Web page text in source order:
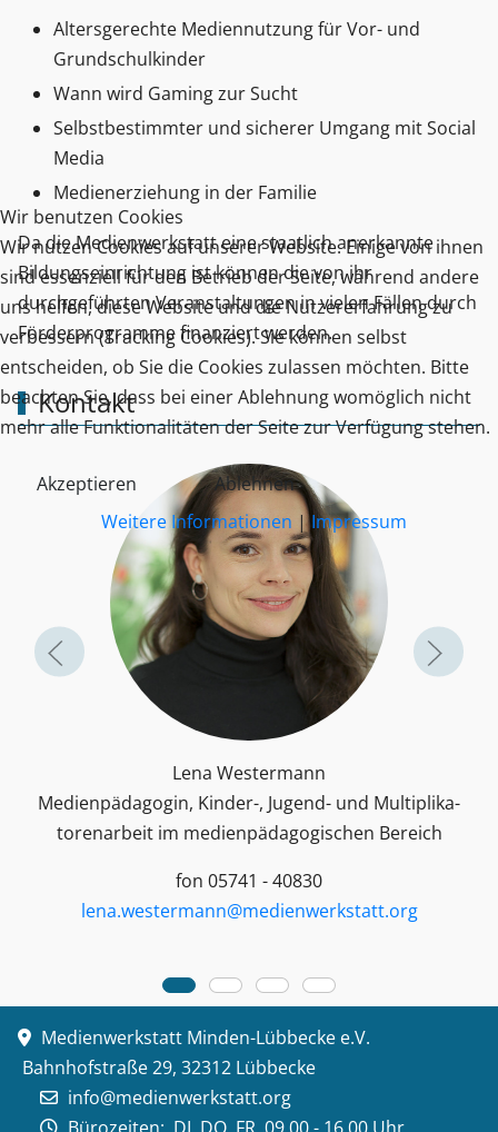
Altersgerechte Mediennutzung für Vor- und
Grundschulkinder
Wann wird Gaming zur Sucht
Selbstbestimmter und sicherer Umgang mit Social
Media
Medienerziehung in der Familie
Da die Medienwerkstatt eine staatlich anerkannte
Bildungseinrichtung ist können die von ihr
durchgeführten Veranstaltungen in vielen Fällen durch
Förderprogramme finanziert werden.
Kontakt
Lena Westermann
Medienpädagogin, Kinder-, Jugend- und Multiplika­
toren­arbeit im medienpädagogischen Bereich
fon 05741 - 40830
lena.westermann@medienwerkstatt.org
Medienwerkstatt Minden-Lübbecke e.V.
Bahnhofstraße 29, 32312 Lübbecke
info@medienwerkstatt.org
Wir benutzen Cookies
Wir nutzen Cookies auf unserer Website. Einige von ihnen
sind essenziell für den Betrieb der Seite, während andere
uns helfen, diese Website und die Nutzererfahrung zu
verbessern (Tracking Cookies). Sie können selbst
entscheiden, ob Sie die Cookies zulassen möchten. Bitte
beachten Sie, dass bei einer Ablehnung womöglich nicht
mehr alle Funktionalitäten der Seite zur Verfügung stehen.
Akzeptieren
Ablehnen
Weitere Informationen |Impressum